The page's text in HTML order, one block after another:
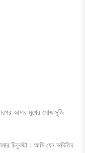
আমার মুখের সোজাসুজি
চিবুকটা। আমি যেন অদিতির